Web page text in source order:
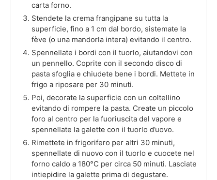
carta forno.
Stendete la crema frangipane su tutta la
superficie, fino a 1 cm dal bordo, sistemate la
fève (o una mandorla intera) evitando il centro.
Spennellate i bordi con il tuorlo, aiutandovi con
un pennello. Coprite con il secondo disco di
pasta sfoglia e chiudete bene i bordi. Mettete in
frigo a riposare per 30 minuti.
Poi, decorate la superficie con un coltellino
evitando di rompere la pasta. Create un piccolo
foro al centro per la fuoriuscita del vapore e
spennellate la galette con il tuorlo d’uovo.
Rimettete in frigorifero per altri 30 minuti,
spennellate di nuovo con il tuorlo e cuocete nel
forno caldo a 180°C per circa 50 minuti. Lasciate
intiepidire la galette prima di degustare.